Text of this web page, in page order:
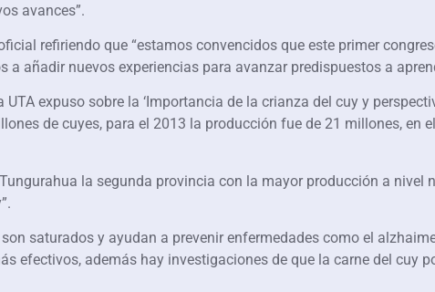
avances”.
refiriendo que “estamos convencidos que este primer
añadir nuevos experiencias para avanzar predispuestos a
expuso sobre la ‘Importancia de la crianza del cuy y
de cuyes, para el 2013 la producción fue de 21 millones, en
la segunda provincia con la mayor producción a
saturados y ayudan a prevenir enfermedades como el
efectivos, además hay investigaciones de que la carne del cuy